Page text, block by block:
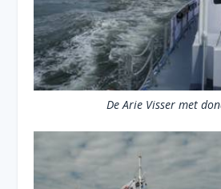
De Arie Visser met